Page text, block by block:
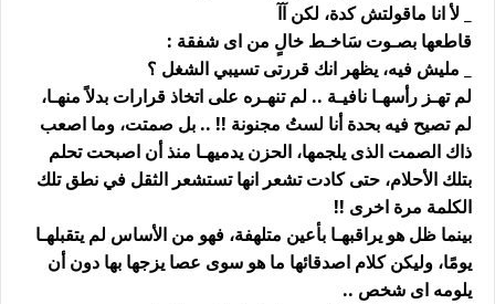
_ لأ انا ماقولتش كدة، لكن آآ
قاطعها بصـوت سَاخـط خالٍ من اى شفقة :
_ مليش فيه، يظهر انك قررتى تسيبي الشغل ؟
لم تهـز رأسهـا نافيـة .. لم تنهـره على اتخاذ قرارات بدلاً منهـا،
لم تصيح فيه بحدة أنا لستُ مجنونة !! .. بل صمتت، وما اصعب
ذاك الصمت الذى يلجمها، الحزن يدميهـا منذ أن اصبحت تحلم
بتلك الأحلام، حتى كادت تشعر انها تستشعر الثقل في نطق تلك
الكلمة مرة اخرى !!
بينما ظل هو يراقبهـا بأعين متلهفة، فهو من الأساس لم يتقبلهـا
يومًا، وليكن كلام اصدقائها ما هو سوى عصا يزجها بها دون أن
يلومه اى شخص ..